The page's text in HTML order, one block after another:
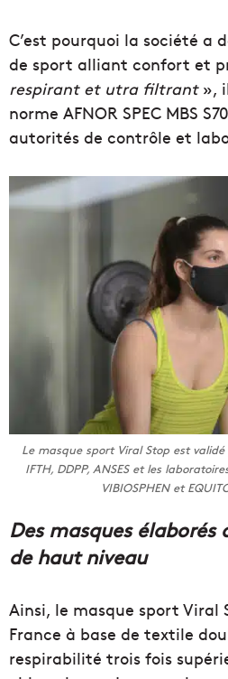
C’est pourquoi la société a
de sport alliant confort et
respirant et utra filtrant»,
norme AFNOR SPEC MBS
autorités de contrôle et
Le masque sport Viral Stop est
IFTH, DDPP, ANSES et les
VIBIOSPHEN et
Des masques élaborés
de haut niveau
Ainsi, le masque sport Viral
France à base de textile
respirabilité trois fois